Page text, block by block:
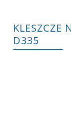
KLESZCZE
D335